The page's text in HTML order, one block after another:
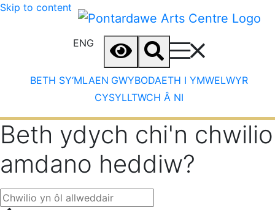
Skip to content
ENG
BETH SY‘MLAEN GWYBODAETH I YMWELWYR
CYSYLLTWCH Â NI
Beth ydych chi'n chwilio
amdano heddiw?